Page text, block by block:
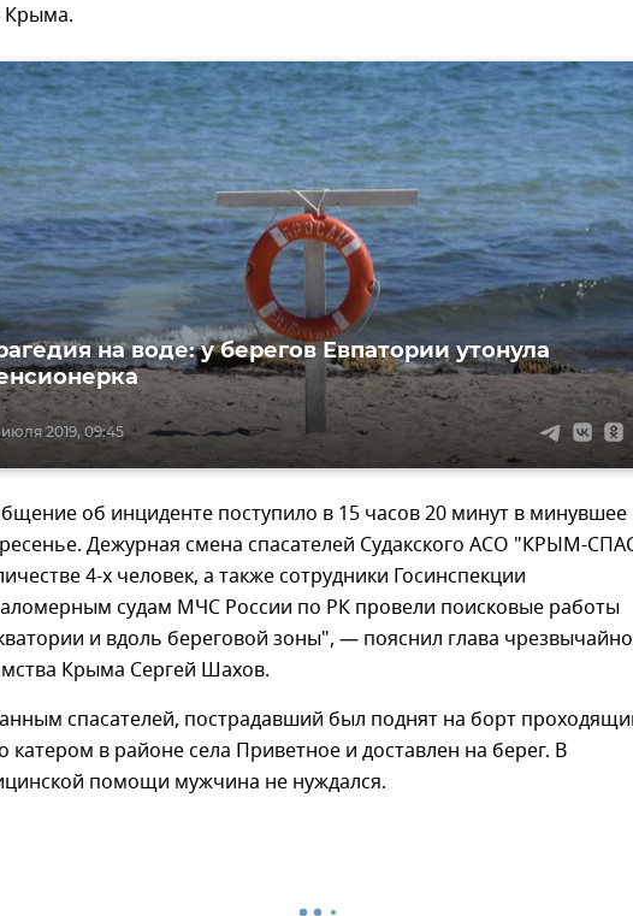
2019, 09:45
на воде: у берегов Евпатории утонула
об инциденте поступило в 15 часов 20 минут в минувшее
Дежурная смена спасателей Судакского АСО "КРЫМ-
4-х человек, а также сотрудники Госинспекции
судам МЧС России по РК провели поисковые работы
и вдоль береговой зоны", — пояснил глава
Крыма Сергей Шахов.
спасателей, пострадавший был поднят на борт
катером в районе села Приветное и доставлен на берег. В
помощи мужчина не нуждался.